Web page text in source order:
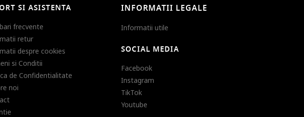
SI ASISTENTA
frecvente
retur
despre cookies
si Conditii
de Confidentialitate
noi
INFORMATII LEGALE
Informatii utile
SOCIAL MEDIA
Facebook
Instagram
TikTok
Youtube